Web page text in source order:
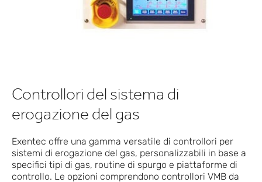
Controllori del sistema di
erogazione del gas
Exentec offre una gamma versatile di controllori per
sistemi di erogazione del gas, personalizzabili in base a
specifici tipi di gas, routine di spurgo e piattaforme di
controllo. Le opzioni comprendono controllori VMB da